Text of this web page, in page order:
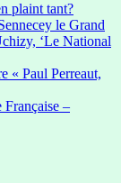
plaint tant?
le Grand
‘Le National
« Paul Perreaut,
–